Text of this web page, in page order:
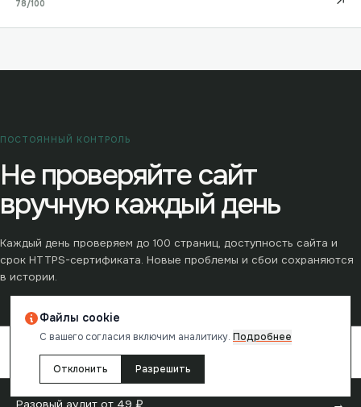
78/100
ПОСТОЯННЫЙ КОНТРОЛЬ
Не проверяйте сайт
вручную каждый день
Каждый день проверяем до 100 страниц, доступность сайта и
срок HTTPS-сертификата. Новые проблемы и сбои сохраняются
в истории.
Контроль сайта ·990₽/мес
Разовый аудит от 49 ₽
Файлы cookie
С вашего согласия включим аналитику. Подробнее
Отклонить Разрешить